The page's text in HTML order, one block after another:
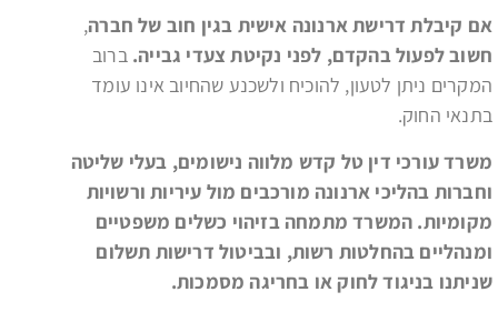
אם קיבלת דרישת ארנונה אישית בגין חוב של חברה,
חשוב לפעול בהקדם, לפני נקיטת צעדי גבייה. ברוב
המקרים ניתן לטעון, להוכיח ולשכנע שהחיוב אינו עומד
בתנאי החוק.
משרד עורכי דין טל קדש מלווה נישומים, בעלי שליטה
וחברות בהליכי ארנונה מורכבים מול עיריות ורשויות
מקומיות. המשרד מתמחה בזיהוי כשלים משפטיים
ומנהליים בהחלטות רשות, ובביטול דרישות תשלום
שניתנו בניגוד לחוק או בחריגה מסמכות.